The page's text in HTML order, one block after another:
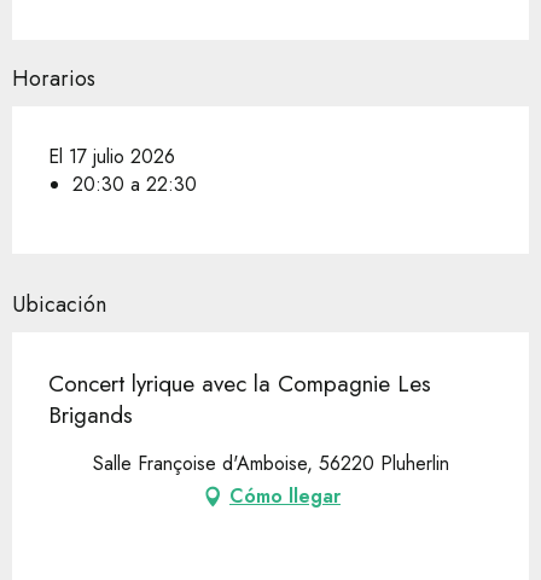
Horarios
El 17 julio 2026
20:30 a 22:30
Ubicación
Concert lyrique avec la Compagnie Les
Brigands
Salle Françoise d'Amboise, 56220 Pluherlin
Cómo llegar